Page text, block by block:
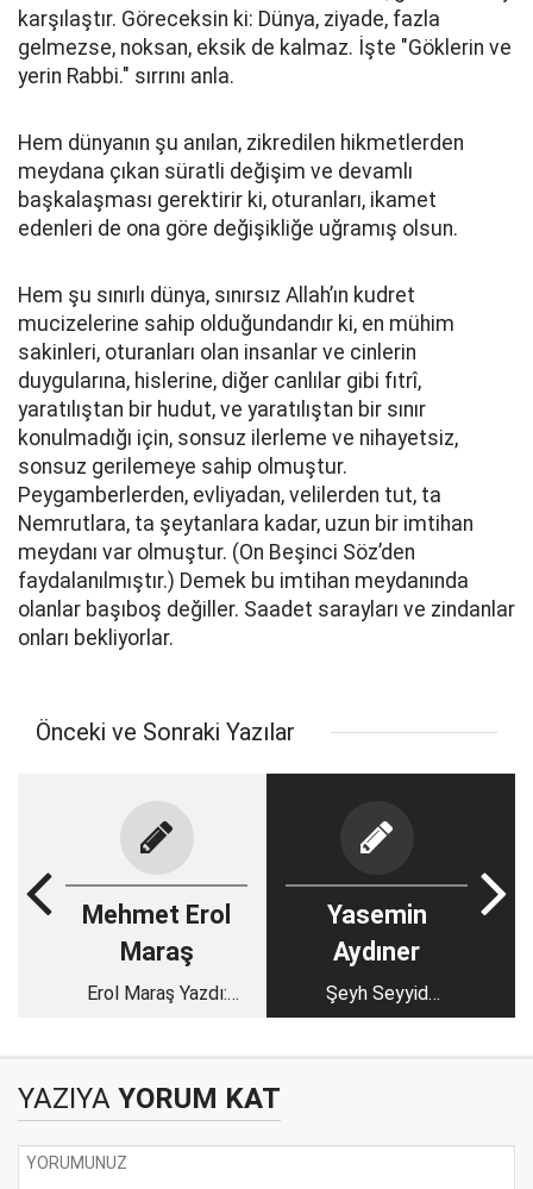
karşılaştır. Göreceksin ki: Dünya, ziyade, fazla
gelmezse, noksan, eksik de kalmaz. İşte "Göklerin ve
yerin Rabbi." sırrını anla.
Hem dünyanın şu anılan, zikredilen hikmetlerden
meydana çıkan süratli değişim ve devamlı
başkalaşması gerektirir ki, oturanları, ikamet
edenleri de ona göre değişikliğe uğramış olsun.
Hem şu sınırlı dünya, sınırsız Allah’ın kudret
mucizelerine sahip olduğundandır ki, en mühim
sakinleri, oturanları olan insanlar ve cinlerin
duygularına, hislerine, diğer canlılar gibi fıtrî,
yaratılıştan bir hudut, ve yaratılıştan bir sınır
konulmadığı için, sonsuz ilerleme ve nihayetsiz,
sonsuz gerilemeye sahip olmuştur.
Peygamberlerden, evliyadan, velilerden tut, ta
Nemrutlara, ta şeytanlara kadar, uzun bir imtihan
meydanı var olmuştur. (On Beşinci Söz’den
faydalanılmıştır.) Demek bu imtihan meydanında
olanlar başıboş değiller. Saadet sarayları ve zindanlar
onları bekliyorlar.
Önceki ve Sonraki Yazılar
Mehmet Erol
Maraş
Erol Maraş Yazdı:
Yasemin
Aydıner
Şeyh Seyyid
Abdulkadir Geylani
YAZIYA YORUM KAT